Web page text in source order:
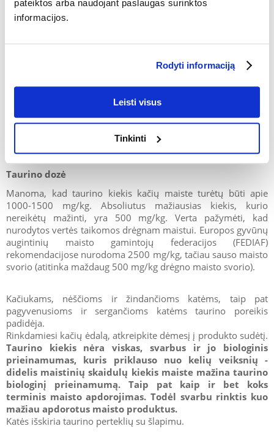
pateiktos arba naudojant paslaugas surinktos
informacijos.
Rodyti informaciją
Leisti visus
Tinkinti
jo trūkumo šiuo svarbiu laikotarpiu sulėtėja augimas,
negrįžtamai degeneruoja tinklainė ir nepakankamai išsivysto
bendras nenormalus skeleto vystymasis.
tik papildomu maistu, šunų ėdalu ar vegetarišku/veganišku
maistu, gresia taurino trūkumas.
Taurino dozė
Manoma, kad taurino kiekis kačių maiste turėtų būti apie
1000-1500 mg/kg. Absoliutus mažiausias kiekis, kurio
nereikėtų mažinti, yra 500 mg/kg. Verta pažymėti, kad
nurodytos vertės taikomos drėgnam maistui. Europos gyvūnų
augintinių maisto gamintojų federacijos (FEDIAF)
rekomendacijose nurodoma 2500 mg/kg, tačiau sauso maisto
svorio (atitinka maždaug 500 mg/kg drėgno maisto svorio).
Kačiukams, nėščioms ir žindančioms katėms, taip pat
pagyvenusioms ir sergančioms katėms taurino poreikis
padidėja.
Rinkdamiesi kačių ėdalą, atkreipkite dėmesį į produkto sudėtį.
Taurino kiekis nėra viskas, svarbus ir jo biologinis
prieinamumas, kuris priklauso nuo kelių veiksnių -
didelis maistinių skaidulų kiekis maiste mažina taurino
biologinį prieinamumą. Taip pat kaip ir bet koks
terminis maisto apdorojimas. Todėl svarbu rinktis kuo
mažiau apdorotus maisto produktus.
Katės išskiria taurino perteklių su šlapimu.